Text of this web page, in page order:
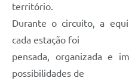
território.
Durante o circuito, a
cada estação foi
pensada, organizada e
possibilidades de